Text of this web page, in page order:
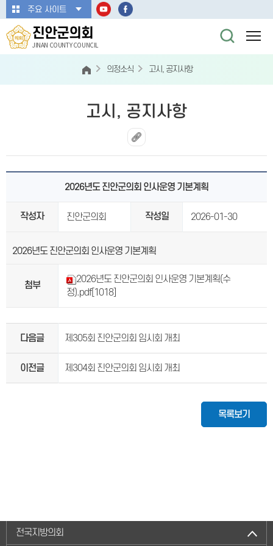
본문바로가기
주요 사이트
진안군의회
JINAN COUNTY COUNCIL
의정소식 고시, 공지사항
고시, 공지사항
2026년도 진안군의회 인사운영 기본계획
작성자 진안군의회 작성일 2026-01-30
2026년도 진안군의회 인사운영 기본계획
첨부
2026년도 진안군의회 인사운영 기본계획(수
정).pdf[1018]
다음글 제305회 진안군의회 임시회 개최
이전글 제304회 진안군의회 임시회 개최
목록보기
전국지방의회